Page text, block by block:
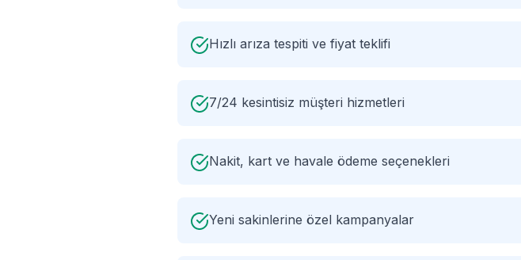
Hızlı arıza tespiti ve fiyat teklifi
7/24 kesintisiz müşteri hizmetleri
Nakit, kart ve havale ödeme seçenekleri
Yeni sakinlerine özel kampanyalar